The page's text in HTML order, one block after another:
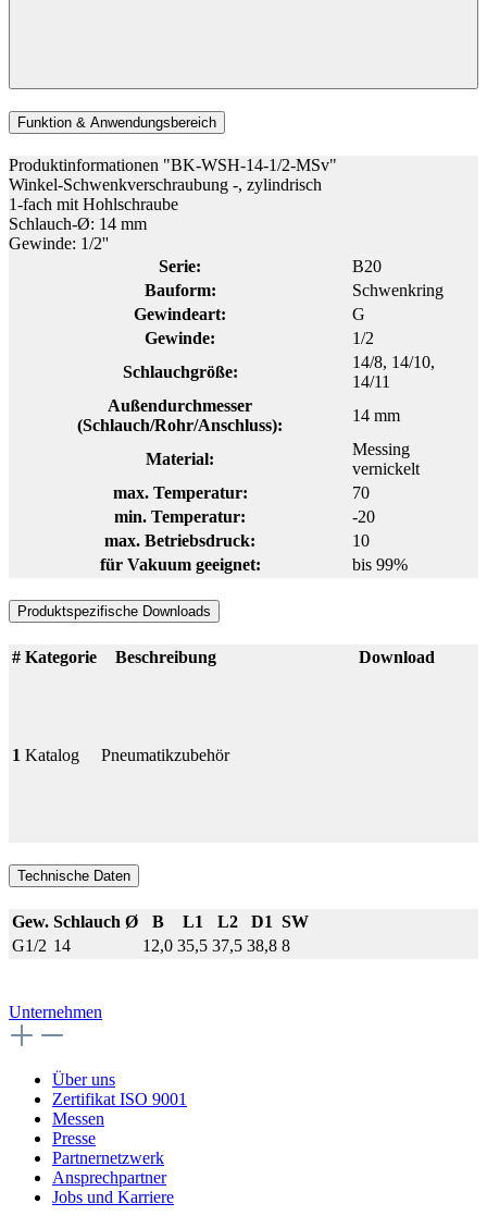
Funktion & Anwendungsbereich
Produktinformationen "BK-WSH-14-1/2-MSv"
Winkel-Schwenkverschraubung -, zylindrisch
1-fach mit Hohlschraube
Schlauch-Ø: 14 mm
Gewinde: 1/2''
Serie:
B20
Bauform:
Schwenkring
Gewindeart:
G
Gewinde:
1/2
Schlauchgröße:
14/8, 14/10,
14/11
Außendurchmesser
(Schlauch/Rohr/Anschluss):
14 mm
Material:
Messing
vernickelt
max. Temperatur:
70
min. Temperatur:
-20
max. Betriebsdruck:
10
für Vakuum geeignet:
bis 99%
Produktspezifische Downloads
# Kategorie Beschreibung Download
1 Katalog Pneumatikzubehör
Technische Daten
Gew. Schlauch Ø B L1 L2 D1 SW
G1/2 14 12,0 35,5 37,5 38,8 8
Unternehmen
Über uns
Zertifikat ISO 9001
Messen
Presse
Partnernetzwerk
Ansprechpartner
Jobs und Karriere